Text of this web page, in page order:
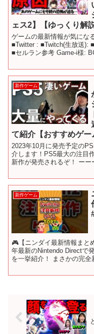
ェス2】【ゆっくり解説
ゲームの最新情報が気にな
■Twitter : ■Twitch(生放送):
■セルラン参考 Game-i様:
新作ゲーム
て紹介【おすすめゲー
2023年10月に発売予定の
介します！PS5最大の注目
新作が発売されるぞ！ ー
新作ゲーム
🎮【ニンダイ最新情報まと
年最新のNintendo Directで
を一挙紹介！ まさかの完